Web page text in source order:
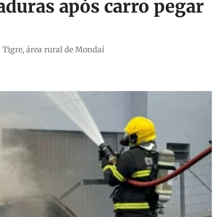
após carro pegar
Tigre, área rural de Mondaí